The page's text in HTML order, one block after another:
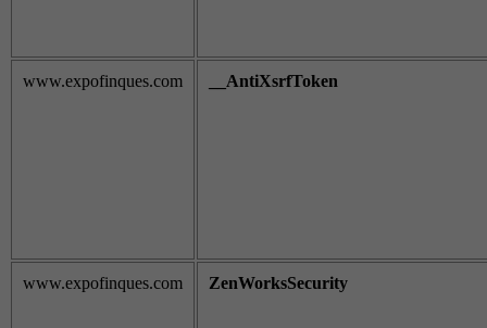
www.expofinques.com __AntiXsrfToken
www.expofinques.com ZenWorksSecurity